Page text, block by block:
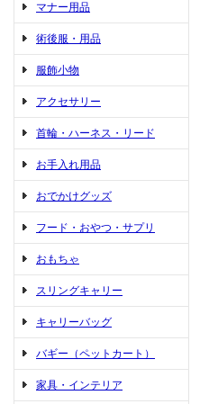
マナー用品
術後服・用品
服飾小物
アクセサリー
首輪・ハーネス・リード
お手入れ用品
おでかけグッズ
フード・おやつ・サプリ
おもちゃ
スリングキャリー
キャリーバッグ
バギー（ペットカート）
家具・インテリア